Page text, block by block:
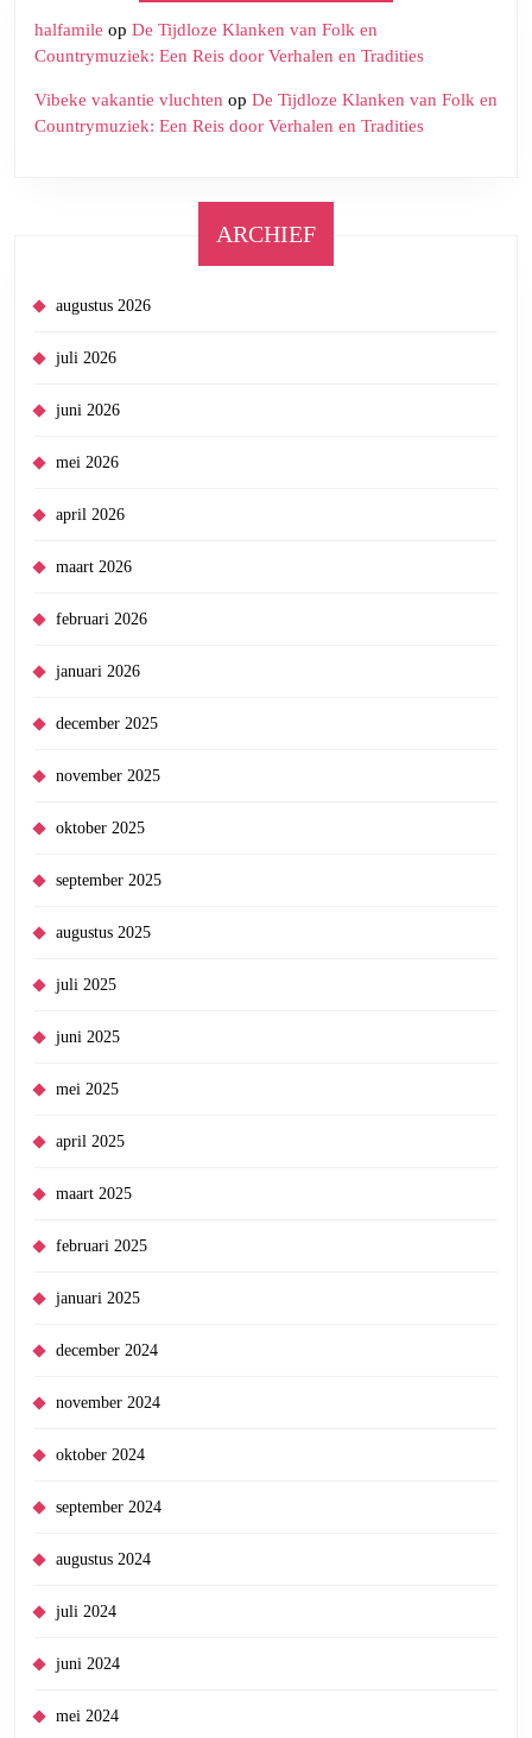
halfamile op De Tijdloze Klanken van Folk en
Countrymuziek: Een Reis door Verhalen en Tradities
Vibeke vakantie vluchten op De Tijdloze Klanken van Folk en
Countrymuziek: Een Reis door Verhalen en Tradities
ARCHIEF
augustus 2026
juli 2026
juni 2026
mei 2026
april 2026
maart 2026
februari 2026
januari 2026
december 2025
november 2025
oktober 2025
september 2025
augustus 2025
juli 2025
juni 2025
mei 2025
april 2025
maart 2025
februari 2025
januari 2025
december 2024
november 2024
oktober 2024
september 2024
augustus 2024
juli 2024
juni 2024
mei 2024